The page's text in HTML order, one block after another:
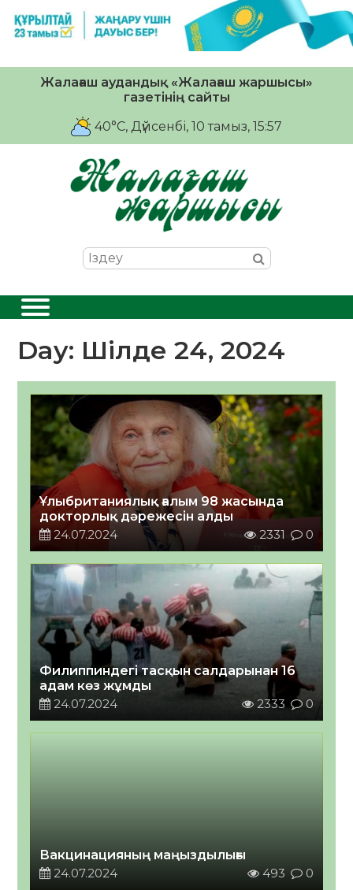
Жалағаш аудандық «Жалағаш жаршысы»
газетінің сайты
40°C, Дүйсенбі, 10 тамыз, 15:57
Day: Шілде 24, 2024
Ұлыбританиялық ғалым 98 жасында
докторлық дәрежесін алды
24.07.2024
2331 0
Филиппиндегі тасқын салдарынан 16
адам көз жұмды
24.07.2024
2333 0
Вакцинацияның маңыздылығы
24.07.2024
493 0